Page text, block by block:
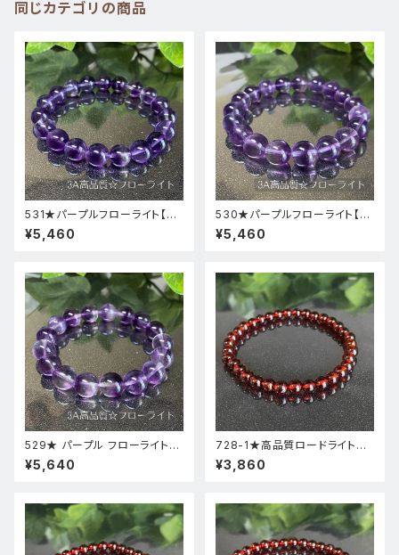
同じカテゴリの商品
531★パープルフローライト【高
品質・高透明度】天然石パワース
トーンブレスレット新品
¥5,460
530★パープルフローライト【高
品質・高透明度】天然石パワース
トーンブレスレット新品
¥5,460
529★ パープル フローライト【
高品質 ・ 高透明度 】天然石 パ
ワーストーン ブレスレット 新品
¥5,640
728-1★高品質ロードライトガ
ーネット★天然石ブレスレットパ
ワーストーン新品
¥3,860